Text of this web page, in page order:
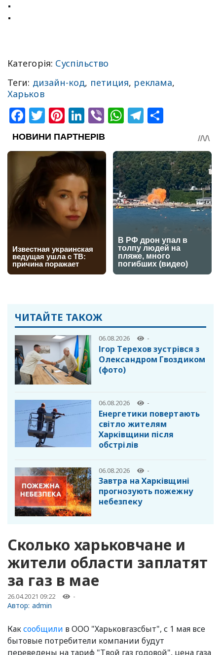
Категорія: Суспільство
Теги: дизайн-код, петиция, реклама,
Харьков
Facebook
Twitter
Pinterest
LinkedIn
ViberWhatsApp
Telegram
ЧИТАЙТЕ ТАКОЖ
06.08.2026 -
Ігор Терехов зустрівся з
Олександром Гвоздиком
(фото)
06.08.2026 -
Енергетики повертають
світло жителям
Харківщини після
обстрілів
06.08.2026 -
Завтра на Харківщині
прогнозують пожежну
небезпеку
Сколько харьковчане и
жители области заплатят
за газ в мае
26.04.2021 09:22 -
Автор: admin
Каксообщили в ООО "Харьковгазсбыт", с 1 мая все
бытовые потребители компании будут
переведены на тариф "Твой газ годовой", цена газа